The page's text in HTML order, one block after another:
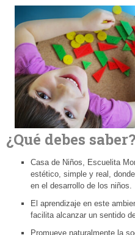
¿Qué debes saber?
Casa de Niños, Escuelita
estético, simple y real,
en el desarrollo de los niños.
El aprendizaje en este
facilita alcanzar un sentido
Promueve naturalmente la